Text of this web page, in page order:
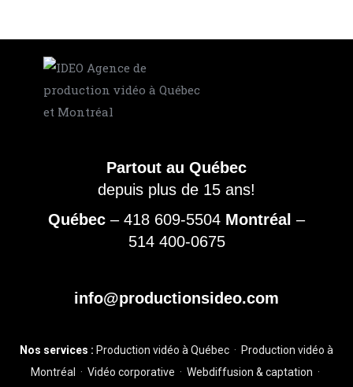
Partout au Québec
depuis plus de 15 ans!
Québec – 418 609-5504 Montréal –
514 400-0675
info@productionsideo.com
Nos services : Production vidéo à Québec · Production vidéo à
Montréal
· Vidéo corporative · Webdiffusion & captation ·